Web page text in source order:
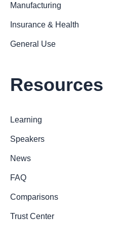
Manufacturing
Insurance & Health
General Use
Resources
Learning
Speakers
News
FAQ
Comparisons
Trust Center